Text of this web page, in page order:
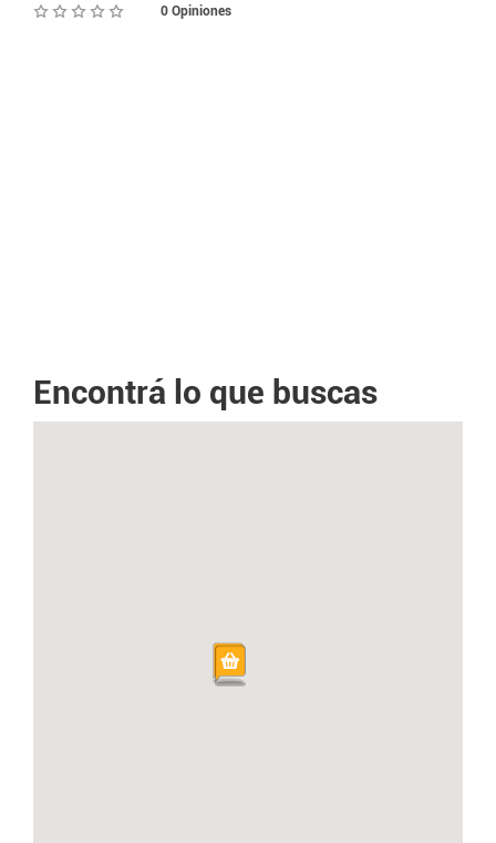
0 Opiniones
Encontrá lo que buscas